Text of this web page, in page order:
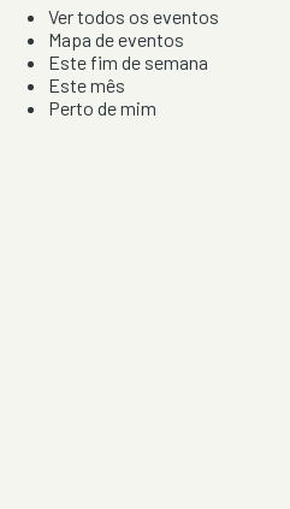
Ver todos os eventos
Mapa de eventos
Este fim de semana
Este mês
Perto de mim